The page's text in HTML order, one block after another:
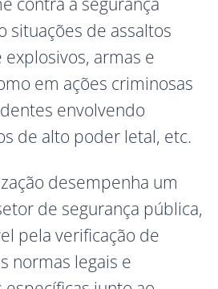
situações de assaltos
armas e
em ações criminosas
envolvendo
de alto poder letal, etc.
desempenha um
de segurança pública,
pela verificação de
normas legais e